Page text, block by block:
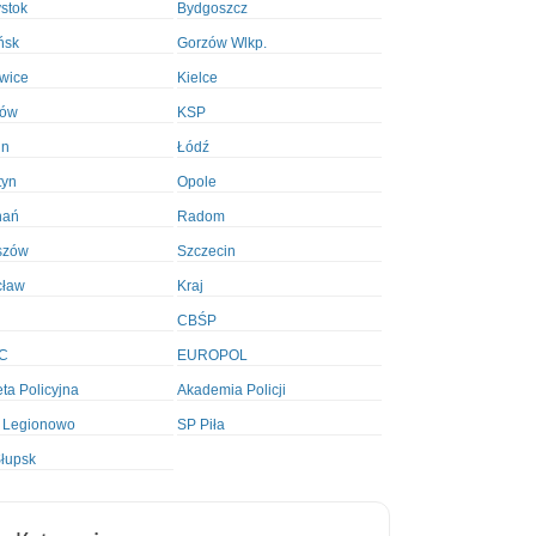
Bydgoszcz
Gorzów Wlkp.
Kielce
KSP
Łódź
Opole
Radom
Szczecin
Kraj
CBŚP
EUROPOL
Policyjna Akademia Policji
Legionowo SP Piła